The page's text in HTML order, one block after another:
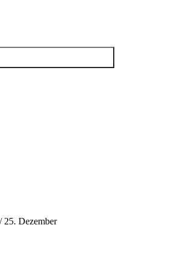
25. Dezember